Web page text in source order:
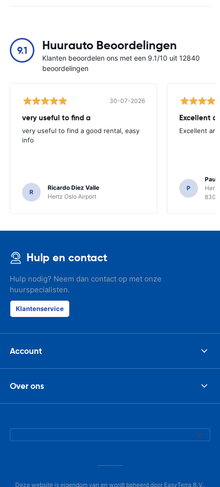
9.1 Huurauto Beoordelingen
Klanten beoordelen ons met een 9.1/10 uit 12840
beoordelingen
30-07-2026
very useful to find a
very useful to find a good rental, easy
info
R
Ricardo Diez Valle
Hertz Oslo Airport
Excellent
Excellent
P
Paul
8300
Hulp en contact
Hulp nodig? Neem dan contact op met onze
huurspecialisten.
Klantenservice
Account
Over ons
Deze website is eigendom van en wordt beheerd door EasyTerra B.V.,